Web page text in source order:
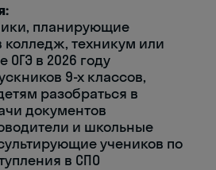
планирующие
колледж, техникум или
ОГЭ в 2026 году
9-х классов,
разобраться в
документов
и школьные
учеников по
в СПО